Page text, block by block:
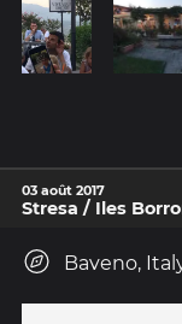
03 août 2017
Stresa / Iles
Baveno,